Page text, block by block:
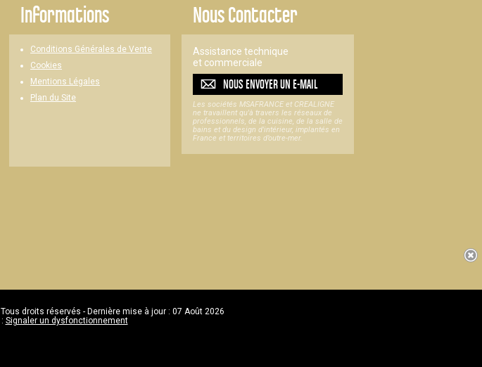
Informations
Conditions Générales de Vente
Cookies
Mentions Légales
Plan du Site
Nous Contacter
Assistance technique
et commerciale
NOUS ENVOYER UNE-MAIL
Les sociétés MSAFRANCE et CREALIGNE
ne travaillent qu'à travers les réseaux de
professionnels, de la cuisine, de la salle de
bains et du design d'intérieur, implantés en
France et territoires d’outre-mer.
droits réservés - Dernière mise à jour : 07 Août 2026
Signaler un dysfonctionnement